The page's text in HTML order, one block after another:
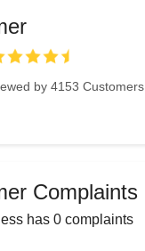
by 4153 Customers
Complaints
has 0 complaints